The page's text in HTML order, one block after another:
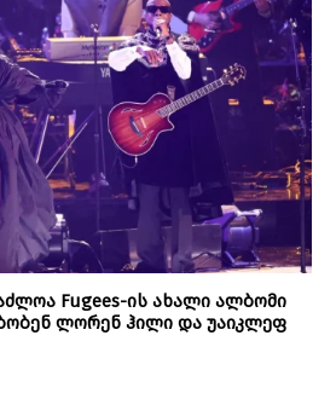
Fugees-ის ახალი ალბომი
ლორენ ჰილი და უაიკლეფ